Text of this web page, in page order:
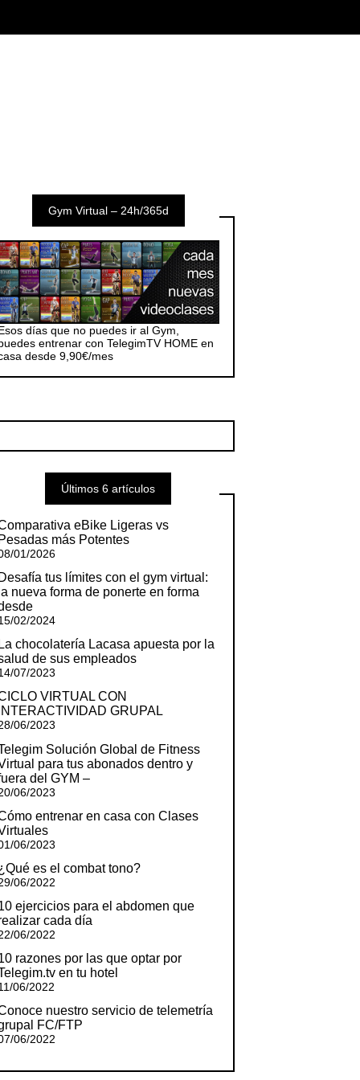
Gym Virtual – 24h/365d
días que no puedes ir al Gym,
entrenar con TelegimTV HOME en
desde 9,90€/mes
Últimos 6 artículos
eBike Ligeras vs
Pesadas más Potentes
01/2026
Desafía tus límites con el gym virtual:
la nueva forma de ponerte en forma
02/2024
La chocolatería Lacasa apuesta por la
de sus empleados
07/2023
VIRTUAL CON
INTERACTIVIDAD GRUPAL
06/2023
Solución Global de Fitness
para tus abonados dentro y
del GYM –
06/2023
entrenar en casa con Clases
06/2023
es el combat tono?
06/2022
ejercicios para el abdomen que
cada día
06/2022
razones por las que optar por
en tu hotel
06/2022
nuestro servicio de telemetría
FC/FTP
06/2022